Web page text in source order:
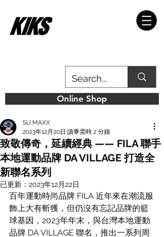
Online Shop
致敬傳奇，延續經典 —— FILA 聯手
本地運動品牌 DA VILLAGE 打造全
新聯名系列
SU MAXX
2023年12月20日 讀畢需時 2 分鐘
已更新： 2023年12月22日
百年運動時尚品牌 FILA 近年來在潮流服
飾上大有斬獲，但仍沒有忘記品牌的籃
球基因，2023年年末，與台灣本地運動
品牌 DA VILLAGE 聯名，推出一系列周